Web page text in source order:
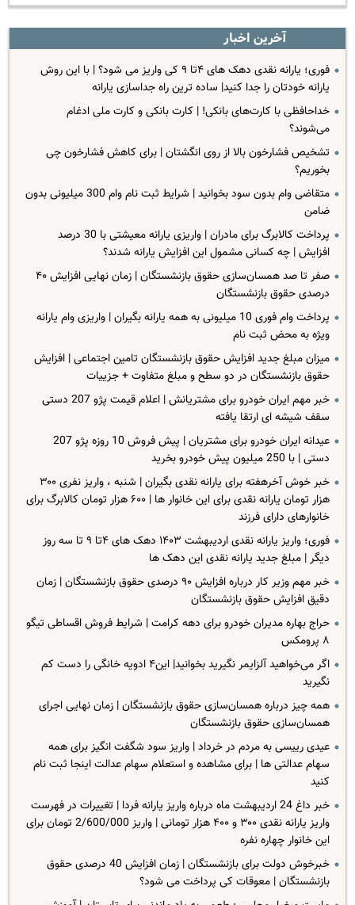
آخرین اخبار
فوری؛ یارانه نقدی دهک های ۴تا ۹ کی واریز می شود؟ | با این روش
یارانه خودتان را جدا کنید| ساده ترین راه جداسازی یارانه
خداحافظی با کارت‌های بانکی! | کارت بانکی و کارت ملی ادغام
می‌شوند؟
تشخیص فشارخون بالا از روی انگشتان | برای کاهش فشارخون چی
بخوریم؟
متقاضی وام بدون سود بخوانید | شرایط ثبت نام وام 300 میلیونی بدون
ضامن
پرداخت کالابرگ برای مادران | واریزی یارانه معیشتی با 30 درصد
افزایش | چه کسانی مشمول این افزایش یارانه شدند؟
صفر تا صد همسان‌سازی حقوق بازنشستگان | زمان نهایی افزایش ۴۰
درصدی حقوق بازنشستگان
پرداخت وام فوری 10 میلیونی به همه یارانه بگیران | واریزی وام یارانه
ویژه به محض ثبت نام
میزان مبلغ جدید افزایش حقوق بازنشستگان تامین اجتماعی | افزایش
حقوق بازنشستگان در دو سطح و مبلغ متفاوت + جزییات
خبر مهم ایران خودرو برای مشتریانش | اعلام قیمت پژو 207 دستی
سقف شیشه ای ارتقا یافته
عیدانه ایران خودرو برای مشتریان | پیش فروش 10 روزه پژو 207
دستی | با 250 میلیون پیش خودرو بخرید
خبر خوش آخرهفته برای یارانه نقدی بگیران | شنبه ، واریز نفری ۳۰۰
هزار تومان یارانه نقدی برای این خانوار ها | ۶۰۰ هزار تومان کالابرگ برای
خانوارهای دارای فرزند
فوری؛ واریز یارانه نقدی اردیبهشت ۱۴۰۳ دهک های ۴تا ۹ تا سه روز
دیگر | مبلغ جدید یارانه نقدی این دهک ها
خبر مهم وزیر کار درباره افزایش ۹۰ درصدی حقوق بازنشستگان | زمان
دقیق افزایش حقوق بازنشستگان
حراج بهاره مدیران خودرو برای دهه کرامت | شرایط فروش اقساطی تیگو
۸ پرومکس
اگر می‌خواهید آلزایمر نگیرید بخوانید| این۴ ادویه خانگی را دست کم
نگیرید
همه چیز درباره همسان‌سازی حقوق بازنشستگان | زمان نهایی اجرای
همسان‌سازی حقوق بازنشستگان
عیدی رییسی به مردم در خرداد | واریز سود شگفت انگیز برای همه
سهام عدالتی ها | برای مشاهده و استعلام سهام عدالت اینجا ثبت نام
کنید
خبر داغ 24 اردیبهشت ماه درباره واریز یارانه فردا | تغییرات در فهرست
واریز یارانه نقدی ۳۰۰ و ۴۰۰ هزار تومانی | واریز 2/600/000 تومان برای
این خانوار چهاره نفره
خبرخوش دولت برای بازنشستگان | زمان افزایش 40 درصدی حقوق
بازنشستگان | معوقات کی پرداخت می شود؟